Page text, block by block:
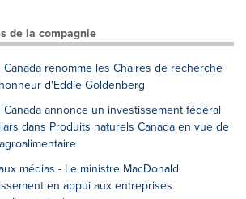
de la compagnie
renomme les Chaires de recherche
d'Eddie Goldenberg
annonce un investissement fédéral
dans Produits naturels Canada en vue de
médias - Le ministre MacDonald
en appui aux entreprises